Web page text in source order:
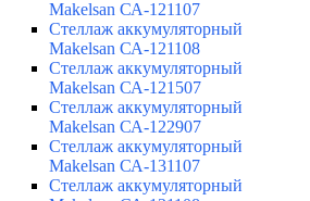
Makelsan СА-121107
Cтеллаж аккумуляторный
Makelsan СА-121108
Cтеллаж аккумуляторный
Makelsan СА-121507
Cтеллаж аккумуляторный
Makelsan СА-122907
Cтеллаж аккумуляторный
Makelsan СА-131107
Cтеллаж аккумуляторный